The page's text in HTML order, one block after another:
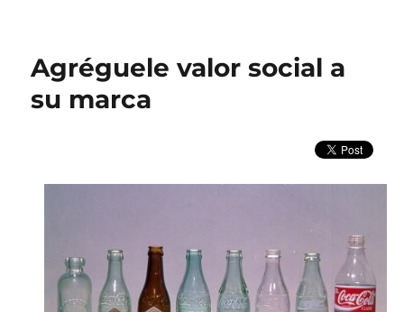
Agréguele valor social a
su marca